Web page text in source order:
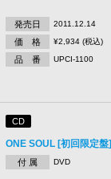
発売日 2011.12.14
価 格 ¥2,934 (税込)
品 番 UPCI-1100
CD
ONE SOUL [初回限定盤]
付 属 DVD